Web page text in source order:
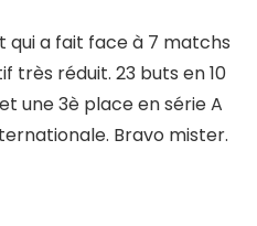
qui a fait face à 7 matchs
très réduit. 23 buts en 10
une 3è place en série A
Bravo mister.